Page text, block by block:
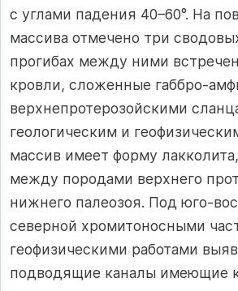
с углами падения 40–60°. На
массива отмечено три
прогибах между ними
кровли, сложенные габбро-
верхнепротерозойскими
геологическим и
массив имеет форму
между породами верхнего
нижнего палеозоя. Под юго-
северной хромитоносными
геофизическими работами
подводящие каналы имеющие